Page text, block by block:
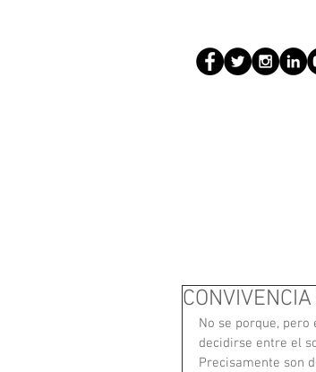
No se porque,
decidirse entre el
Precisamente son